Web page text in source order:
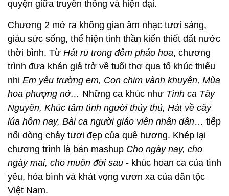
quyện giữa truyền thống và hiện đại.
Chương 2 mở ra không gian âm nhạc tươi sáng,
giàu sức sống, thể hiện tinh thần kiến thiết đất nước
thời bình. Từ Hát ru trong đêm pháo hoa, chương
trình đưa khán giả trở về tuổi thơ qua tổ khúc thiếu
nhi Em yêu trường em, Con chim vành khuyên, Mùa
hoa phượng nở… Những ca khúc như Tình ca Tây
Nguyên, Khúc tâm tình người thủy thủ, Hát về cây
lúa hôm nay, Bài ca người giáo viên nhân dân… tiếp
nối dòng chảy tươi đẹp của quê hương. Khép lại
chương trình là bản mashup Cho ngày nay, cho
ngày mai, cho muôn đời sau - khúc hoan ca của tình
yêu, hòa bình và khát vọng vươn xa của dân tộc
Việt Nam.